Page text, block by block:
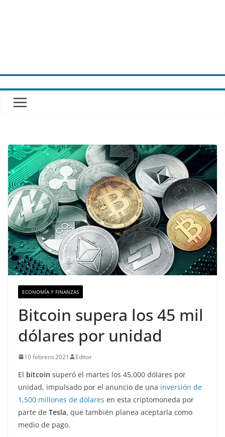
ECONOMÍA Y FINANZAS
Bitcoin supera los 45 mil
dólares por unidad
10 febrero 2021 Editor
El bitcoin superó el martes los 45,000 dólares por
unidad, impulsado por el anuncio de una inversión de
1,500 millones de dólares en esta criptomoneda por
parte de Tesla, que también planea aceptarla como
medio de pago.